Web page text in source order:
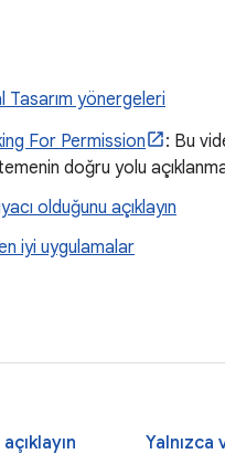
Tasarım yönergeleri
For Permission
: Bu
doğru yolu
olduğunu açıklayın
iyi uygulamalar
Yalnızca